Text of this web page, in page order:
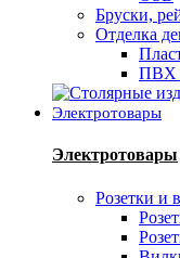
Бруски,
Отделка
ПВХ
Электротовары
Электротовары
Розетки и